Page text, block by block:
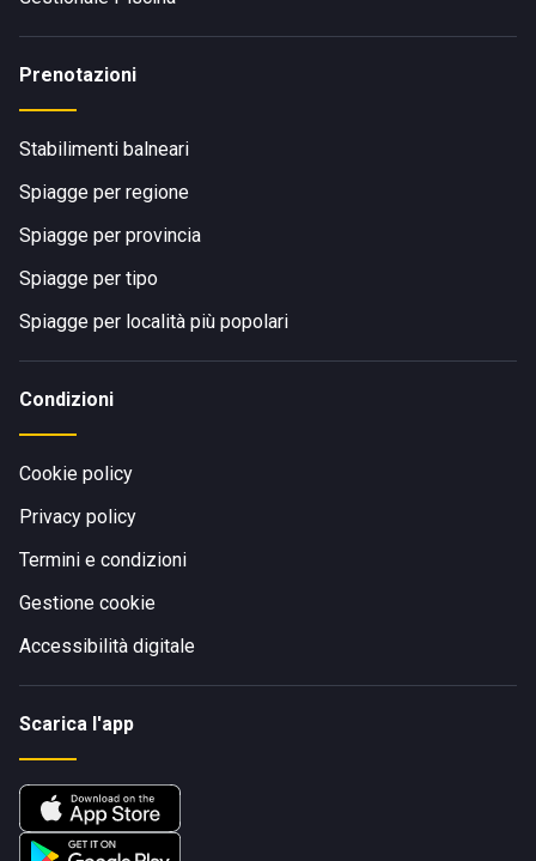
Prenotazioni
Stabilimenti balneari
Spiagge per regione
Spiagge per provincia
Spiagge per tipo
Spiagge per località più popolari
Condizioni
Cookie policy
Privacy policy
Termini e condizioni
Gestione cookie
Accessibilità digitale
Scarica l'app